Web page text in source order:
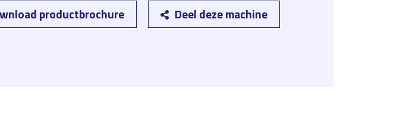
productbrochure Deel deze machine